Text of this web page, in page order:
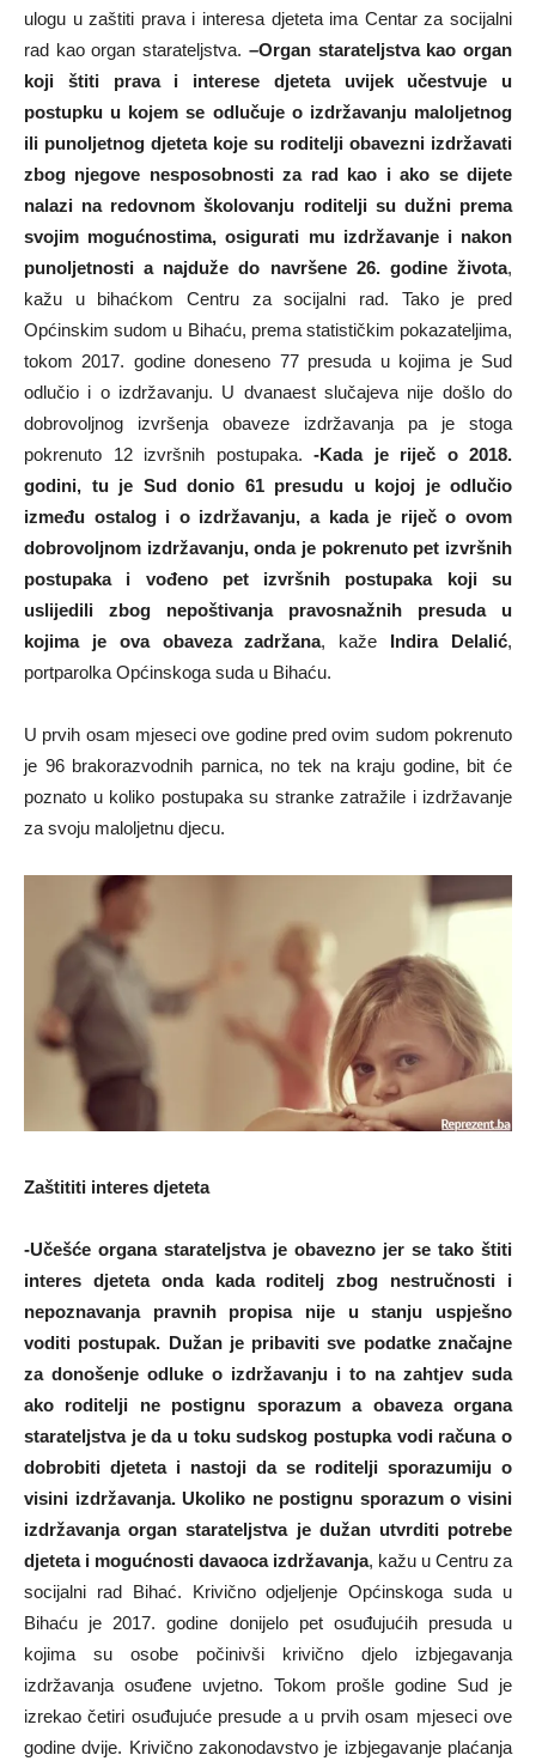
ulogu u zaštiti prava i interesa djeteta ima Centar za socijalni
rad kao organ starateljstva. –Organ starateljstva kao organ
koji štiti prava i interese djeteta uvijek učestvuje u
postupku u kojem se odlučuje o izdržavanju maloljetnog
ili punoljetnog djeteta koje su roditelji obavezni izdržavati
zbog njegove nesposobnosti za rad kao i ako se dijete
nalazi na redovnom školovanju roditelji su dužni prema
svojim mogućnostima, osigurati mu izdržavanje i nakon
punoljetnosti a najduže do navršene 26. godine života,
kažu u bihaćkom Centru za socijalni rad. Tako je pred
Općinskim sudom u Bihaću, prema statističkim pokazateljima,
tokom 2017. godine doneseno 77 presuda u kojima je Sud
odlučio i o izdržavanju. U dvanaest slučajeva nije došlo do
dobrovoljnog izvršenja obaveze izdržavanja pa je stoga
pokrenuto 12 izvršnih postupaka. -Kada je riječ o 2018.
godini, tu je Sud donio 61 presudu u kojoj je odlučio
između ostalog i o izdržavanju, a kada je riječ o ovom
dobrovoljnom izdržavanju, onda je pokrenuto pet izvršnih
postupaka i vođeno pet izvršnih postupaka koji su
uslijedili zbog nepoštivanja pravosnažnih presuda u
kojima je ova obaveza zadržana, kaže Indira Delalić,
portparolka Općinskoga suda u Bihaću.
U prvih osam mjeseci ove godine pred ovim sudom pokrenuto
je 96 brakorazvodnih parnica, no tek na kraju godine, bit će
poznato u koliko postupaka su stranke zatražile i izdržavanje
za svoju maloljetnu djecu.
Zaštititi interes djeteta
-Učešće organa starateljstva je obavezno jer se tako štiti
interes djeteta onda kada roditelj zbog nestručnosti i
nepoznavanja pravnih propisa nije u stanju uspješno
voditi postupak. Dužan je pribaviti sve podatke značajne
za donošenje odluke o izdržavanju i to na zahtjev suda
ako roditelji ne postignu sporazum a obaveza organa
starateljstva je da u toku sudskog postupka vodi računa o
dobrobiti djeteta i nastoji da se roditelji sporazumiju o
visini izdržavanja. Ukoliko ne postignu sporazum o visini
izdržavanja organ starateljstva je dužan utvrditi potrebe
djeteta i mogućnosti davaoca izdržavanja, kažu u Centru za
socijalni rad Bihać. Krivično odjeljenje Općinskoga suda u
Bihaću je 2017. godine donijelo pet osuđujućih presuda u
kojima su osobe počinivši krivično djelo izbjegavanja
izdržavanja osuđene uvjetno. Tokom prošle godine Sud je
izrekao četiri osuđujuće presude a u prvih osam mjeseci ove
godine dvije. Krivično zakonodavstvo je izbjegavanje plaćanja